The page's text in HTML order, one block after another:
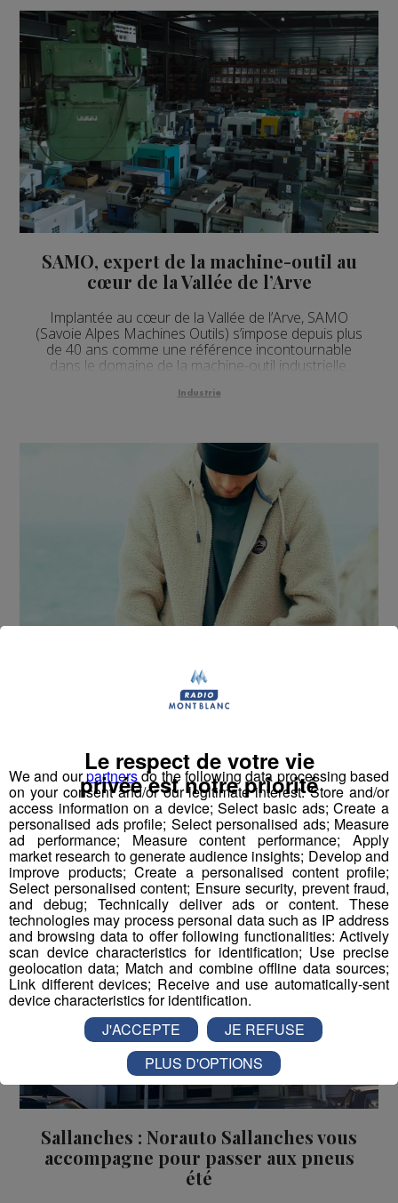
SAMO, expert de la machine-outil au
cœur de la Vallée de l’Arve
Implantée au cœur de la Vallée de l’Arve, SAMO
(Savoie Alpes Machines Outils) s’impose depuis plus
de 40 ans comme une référence incontournable
dans le domaine de la machine-outil industrielle.
Industrie
Adoptez une polaire écoresponsable
entre les étiquettes vertes et les promesses marketing, il
n'est pas facile de s'y retrouver. Recyclée, française,
certifiée... que cache vraiment ce jargon ? On vous
explique tout sur cet indémodable vêtement de l'hiver.
Outdoor
Sallanches : Norauto Sallanches vous
accompagne pour passer aux pneus
été
We and ourpartnersdo the following data processing based
on your consent and/or our legitimate interest: Store and/or
access information on a device; Select basic ads; Create a
personalised ads profile; Select personalised ads; Measure
ad performance; Measure content performance; Apply
market research to generate audience insights; Develop and
improve products; Create a personalised content profile;
Select personalised content; Ensure security, prevent fraud,
and debug; Technically deliver ads or content. These
technologies may process personal data such as IP address
and browsing data to offer following functionalities: Actively
scan device characteristics for identification; Use precise
geolocation data; Match and combine offline data sources;
Link different devices; Receive and use automatically-sent
device characteristics for identification.
Le respect de votre vie
privée est notre priorité
J'ACCEPTE
JE REFUSE
PLUS D'OPTIONS